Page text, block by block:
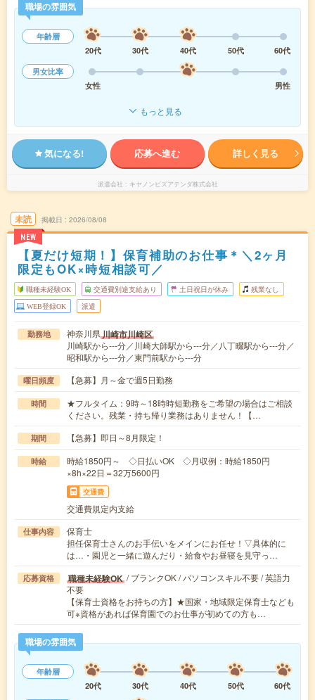
職場の雰囲気
年齢層
20代
30代 40代 50代
60代
男女比率
女性
男性
もっと見る
気になる! 応募へ進む 詳しく見る
派遣会社 キヤノンビズアテンダ株式会社
未読
NEW
掲載日 2026/08/08
【夏だけ短期！】保育補助のお仕事＊＼2ヶ月
限定もOK×時短相談可／
職種未経験OK 交通費別途支給あり 土日祝日が休み 残業なし
WEB登録OK 派遣
勤務地 神奈川県川崎市川崎区
川崎駅から---分／川崎大師駅から---分／八丁畷駅から---分／
昭和駅から---分／東門前駅から---分
曜日頻度 【急募】月～金で週5日勤務
時間
★フルタイム：9時～18時時短勤務をご希望の場合はご相談
ください。残業・持ち帰り業務はありません！【…
期間 【急募】即日～8月限定！
時給
時給1850円～ ◇日払いOK ◇月収例：時給1850円
×8h×22日＝32万5600円
交通費
交通費規定内支給
仕事内容
保育士
担任保育士さんのお手伝いをメインにお任せ！▽具体的に
は…・園児と一緒に遊んだり・給食やお昼寝を見守っ…
応募資格 職種未経験OK / ブランクOK / パソコンスキル不要 / 英語力
不要
【保育士資格をお持ちの方】★国家・地域限定保育士なども
可※資格があれば保育園でのお仕事が初めての方も…
職場の雰囲気
年齢層
20代
30代 40代 50代
60代